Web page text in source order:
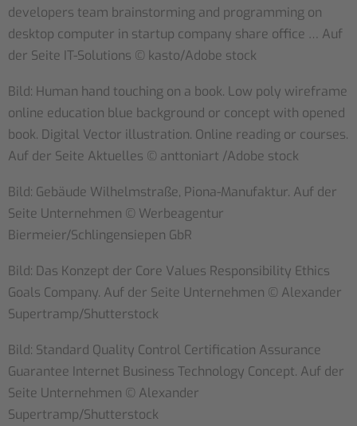
developers team brainstorming and programming on
desktop computer in startup company share office … Auf
der Seite IT-Solutions © kasto/Adobe stock
Bild: Human hand touching on a book. Low poly wireframe
online education blue background or concept with opened
book. Digital Vector illustration. Online reading or courses.
Auf der Seite Aktuelles © anttoniart /Adobe stock
Bild: Gebäude Wilhelmstraße, Piona-Manufaktur. Auf der
Seite Unternehmen © Werbeagentur
Biermeier/Schlingensiepen GbR
Bild: Das Konzept der Core Values Responsibility Ethics
Goals Company. Auf der Seite Unternehmen © Alexander
Supertramp/Shutterstock
Bild: Standard Quality Control Certification Assurance
Guarantee Internet Business Technology Concept. Auf der
Seite Unternehmen © Alexander
Supertramp/Shutterstock